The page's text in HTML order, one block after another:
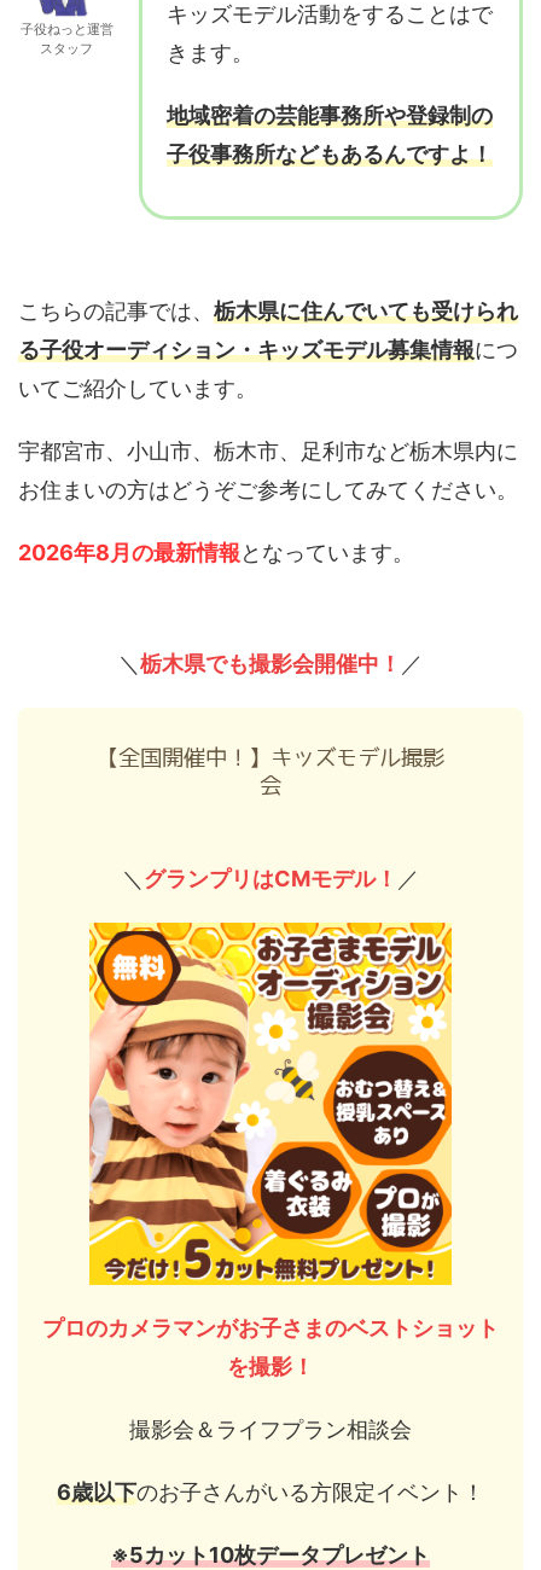
子役ねっと運営
スタッフ
キッズモデル活動をすることはで
きます。
地域密着の芸能事務所や登録制の
子役事務所などもあるんですよ！
こちらの記事では、 栃木県に住んでいても受けられ
る子役オーディション・キッズモデル募集情報につ
いてご紹介しています。
宇都宮市、小山市、栃木市、足利市など栃木県内に
お住まいの方はどうぞご参考にしてみてください。
2026年8月の最新情報となっています。
＼栃木県でも撮影会開催中！ ／
【全国開催中！】キッズモデル撮影
会
＼ グランプリはCMモデル！ ／
プロのカメラマンがお子さまのベストショット
を撮影！
撮影会＆ライフプラン相談会
6歳以下のお子さんがいる方限定イベント！
※5カット10枚データプレゼント